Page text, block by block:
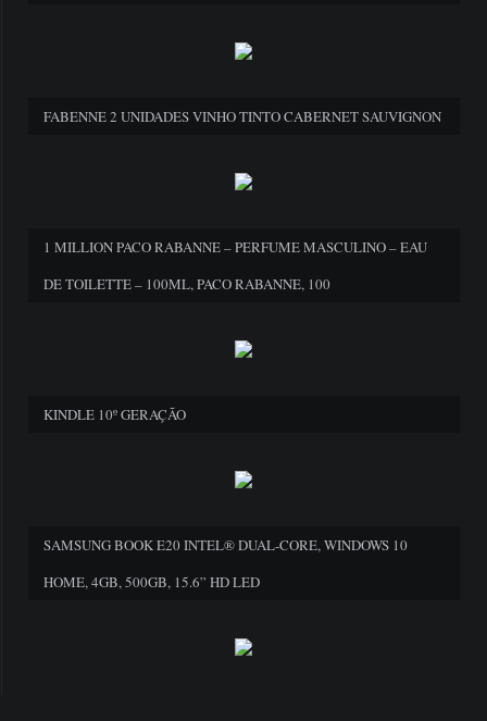
FABENNE 2 UNIDADES VINHO TINTO CABERNET SAUVIGNON
1 MILLION PACO RABANNE – PERFUME MASCULINO – EAU
DE TOILETTE – 100ML, PACO RABANNE, 100
KINDLE 10º GERAÇÃO
SAMSUNG BOOK E20 INTEL® DUAL-CORE, WINDOWS 10
HOME, 4GB, 500GB, 15.6” HD LED